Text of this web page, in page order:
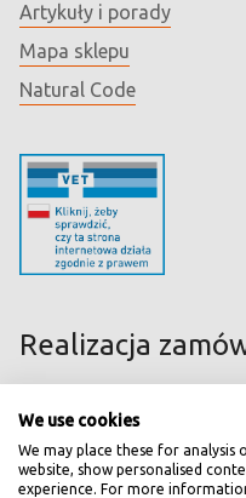
Artykuły i porady
Mapa sklepu
Natural Code
Realizacja
Bezpieczne zakupy
Najczęstsze pytania
We use cookies
We may place these for
website, show personalised
experience. For more